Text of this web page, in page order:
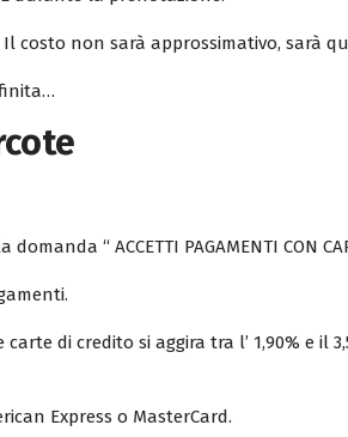
costo non sarà approssimativo, sarà
“ ACCETTI PAGAMENTI CON
di credito si aggira tra l’ 1,90% e il
Express o MasterCard.